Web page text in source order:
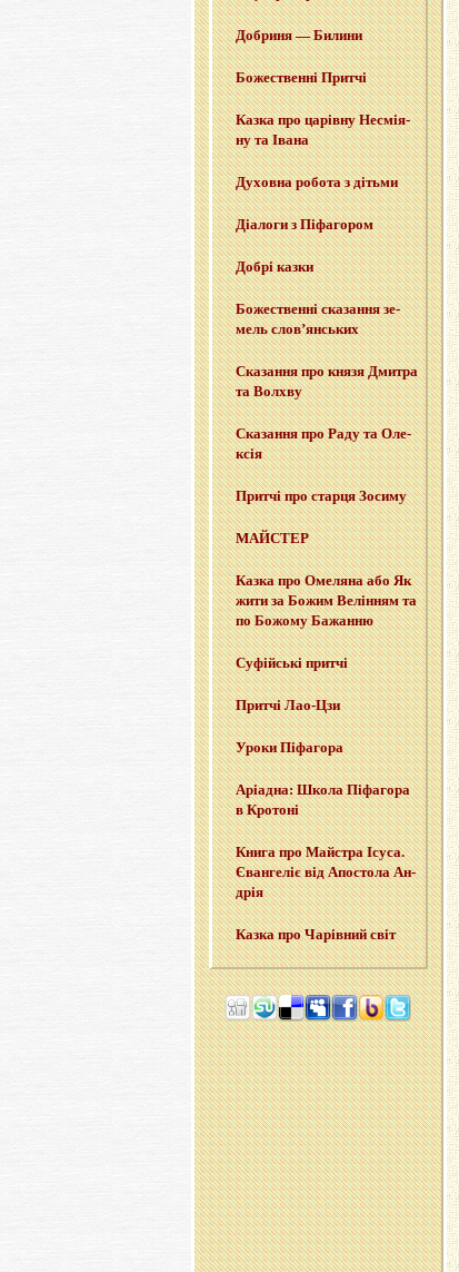
До­бри­ня — Би­ли­ни
Бо­же­ствен­ні При­тчі
Казка про ца­рів­ну Не­смі­я­
ну та Івана
Ду­хов­на ро­бо­та з ді­тьми
Діа­ло­ги з Пі­фа­го­ром
Добрі казки
Бо­же­ствен­ні ска­за­н­ня зе­
мель слов’­ян­ських
Ска­за­н­ня про князя Дми­тра
та Вол­хву
Ска­за­н­ня про Раду та Оле­
ксія
При­тчі про стар­ця Зо­си­му
МАЙ­СТЕР
Казка про Оме­ля­на або Як
жити за Божим Ве­лі­н­ням та
по Бо­жо­му Ба­жан­ню
Су­фій­ські при­тчі
При­тчі Лао-Цзи
Уроки Пі­фа­го­ра
Арі­а­дна: Школа Пі­фа­го­ра
в Кро­то­ні
Книга про Май­стра Ісуса.
Єван­ге­ліє від Апо­сто­ла Ан­
дрія
Казка про Ча­рів­ний світ